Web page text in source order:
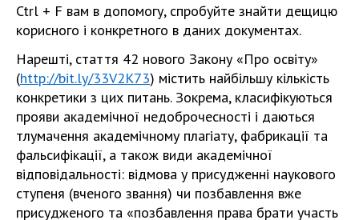
Ctrl + F вам в допомогу, спробуйте знайти дещицю
корисного і конкретного в даних документах.
Нарешті, стаття 42 нового Закону «Про освіту»
(http://bit.ly/33V2K73) містить найбільшу кількість
конкретики з цих питань. Зокрема, класифікуються
прояви академічної недоброчесності і даються
тлумачення академічному плагіату, фабрикації та
фальсифікації, а також види академічної
відповідальності: відмова у присудженні наукового
ступеня (вченого звання) чи позбавлення вже
присудженого та «позбавлення права брати участь